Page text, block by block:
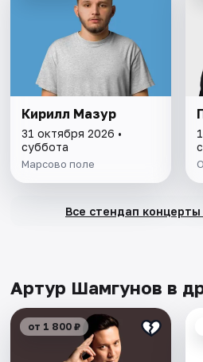
Кирилл Мазур
31 октября 2026 •
суббота
Марсово поле
Все стендап
Артур Шамгунов в
от 1 800 ₽